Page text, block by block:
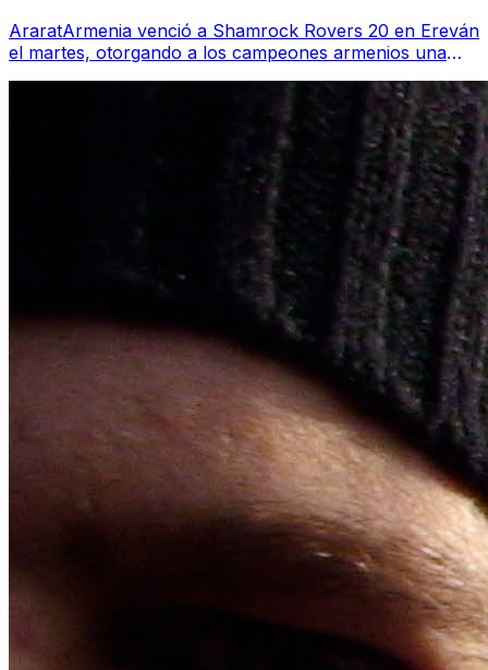
AraratArmenia venció a Shamrock Rovers 20 en Ereván
el martes, otorgando a los campeones armenios una